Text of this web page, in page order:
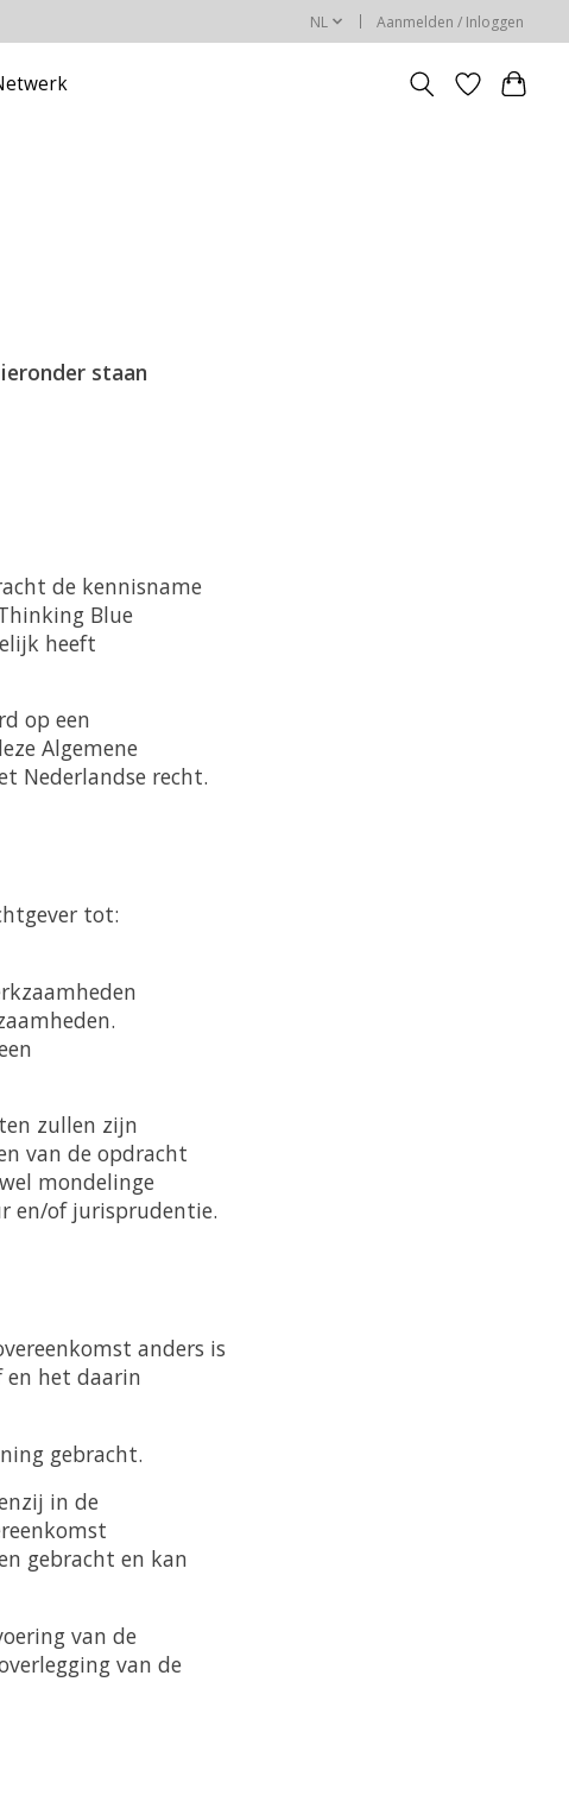
NL Aanmelden / Inloggen
staan
de kennisname
Blue
heeft
op een
Algemene
Nederlandse recht.
tot:
zullen zijn
van de opdracht
mondelinge
en/of jurisprudentie.
anders is
en het daarin
gebracht.
in de
gebracht en kan
van de
van de